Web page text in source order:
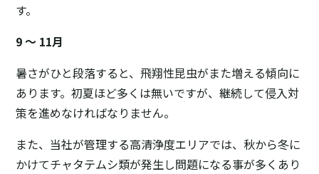
す。
9 ～ 11月
暑さがひと段落すると、飛翔性昆虫がまた増える傾向に
あります。初夏ほど多くは無いですが、継続して侵入対
策を進めなければなりません。
また、当社が管理する高清浄度エリアでは、秋から冬に
かけてチャタテムシ類が発生し問題になる事が多くあり